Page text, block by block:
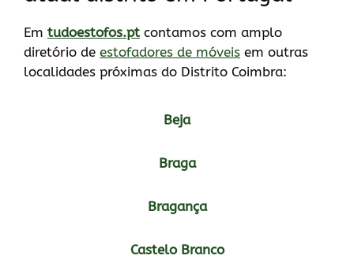
Em tudoestofos.pt contamos com amplo
diretório de estofadores de móveis em outras
localidades próximas do Distrito Coimbra:
Beja
Braga
Bragança
Castelo Branco